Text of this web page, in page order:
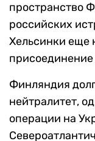
пространство
российских
Хельсинки еще
Финляндия
нейтралитет,
операции на